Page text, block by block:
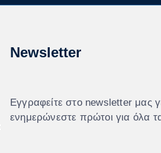
Newsletter
Εγγραφείτε στο newsletter μας
ενημερώνεστε πρώτοι για όλα